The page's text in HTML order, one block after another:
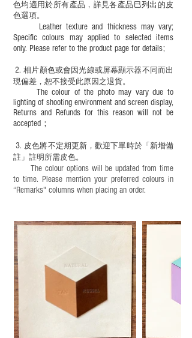
色均適用於所有產品，詳見各產品巳列出的皮
色選項。
Leather texture and thickness may vary;
Specific colours may applied to selected items
only. Please refer to the product page for details;
​2.相片顏色或會因光線或屏幕顯示器不同而出
現偏差，恕不接受此原因之退貨。
The colour of the photo may vary due to
lighting of shooting environment and screen display,
Returns and Refunds for this reason will not be
accepted；
3. 皮色將不定期更新，歡迎下單時於「新增備
註」註明 所需皮色。
The colour options will be updated from time
to time. Please mention your preferred colours in
“Remarks" columns when placing an order.